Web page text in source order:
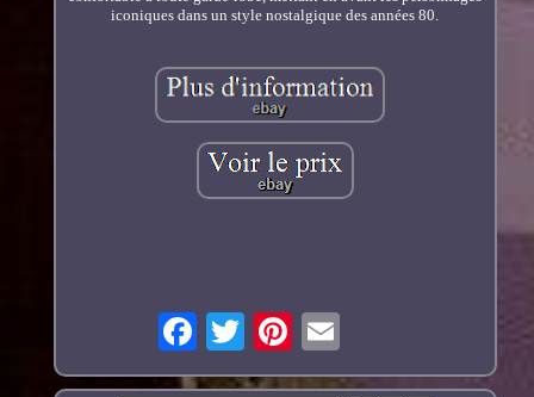
iconiques dans un style nostalgique des années 80.